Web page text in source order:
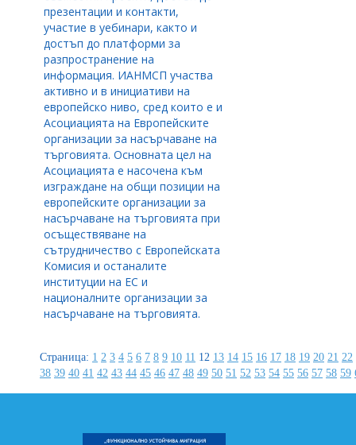
презентации и контакти,
участие в уебинари, както и
достъп до платформи за
разпространение на
информация. ИАНМСП участва
активно и в инициативи на
европейско ниво, сред които е и
Асоциацията на Европейските
организации за насърчаване на
търговията. Основната цел на
Асоциацията е насочена към
изграждане на общи позиции на
европейските организации за
насърчаване на търговията при
осъществяване на
сътрудничество с Европейската
Комисия и останалите
институции на ЕС и
националните организации за
насърчаване на търговията.
Страница: 1 2 3 4 5 6 7 8 9 10 11 12 13 14 15 16 17 18 19 20 21 22
38 39 40 41 42 43 44 45 46 47 48 49 50 51 52 53 54 55 56 57 58 59